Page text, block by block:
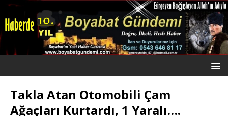
Takla Atan Otomobili Çam
Ağaçları Kurtardı, 1 Yaralı….